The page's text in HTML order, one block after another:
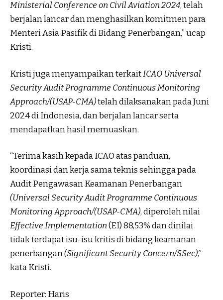
Ministerial Conference on Civil Aviation 2024, telah
berjalan lancar dan menghasilkan komitmen para
Menteri Asia Pasifik di Bidang Penerbangan,” ucap
Kristi.
Kristi juga menyampaikan terkaitICAO Universal
Security Audit Programme Continuous Monitoring
Approach/(USAP-CMA)telah dilaksanakan pada Juni
2024 di Indonesia, dan berjalan lancar serta
mendapatkan hasil memuaskan.
“Terima kasih kepada ICAO atas panduan,
koordinasi dan kerja sama teknis sehingga pada
Audit Pengawasan Keamanan Penerbangan
(Universal Security Audit Programme Continuous
Monitoring Approach/(USAP-CMA), diperoleh nilai
Effective Implementation(EI) 88,53% dan dinilai
tidak terdapat isu-isu kritis di bidang keamanan
penerbangan(Significant Security Concern/SSec),”
kata Kristi.
Reporter: Haris